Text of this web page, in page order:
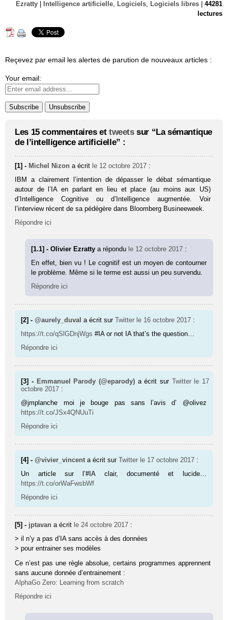
Ezratty
Intelligence artificielle, Logiciels, Logiciels libres
44281
lectures
Reçevez par email les alertes de parution de nouveaux articles :
Your email:
Les 15 commentaires et tweetssur “La sémantique
de l’intelligence artificielle” :
[1] - Michel Nizon a écrit le 12 octobre 2017 :
IBM a clairement l’intention de dépasser le débat sémantique
autour de l’IA en parlant en lieu et place (au moins aux US)
d’Intelligence Cognitive ou d’Intelligence augmentée. Voir
l’interview récent de sa pédégère dans Bloomberg Busineeweek.
Répondre ici
[1.1] - Olivier Ezrattya répondu le 12 octobre 2017 :
En effet, bien vu ! Le cognitif est un moyen de contourner
le problème. Même si le terme est aussi un peu survendu.
Répondre ici
[2] -@aurely_duval a écrit surTwitter le 16 octobre 2017 :
https://t.co/qSlGDnjWgs #IA or not IA that’s the question…
Répondre ici
[3] - Emmanuel Parody (@eparody) a écrit sur Twitter le 17
octobre 2017 :
@jmplanche moi je bouge pas sans l’avis d’ @olivez
https://t.co/JSx4QNUuTi
Répondre ici
[4] -@vivier_vincent a écrit surTwitter le 17 octobre 2017 :
Un article sur l’#IA clair, documenté et lucide…
https://t.co/orWaFwsbWf
Répondre ici
[5] - jptavan a écrit le 24 octobre 2017 :
> il n’y a pas d’IA sans accès à des données
> pour entrainer ses modèles
Ce n’est pas une règle absolue, certains programmes apprennent
sans aucune donnée d’entrainement :
AlphaGo Zero: Learning from scratch
Répondre ici